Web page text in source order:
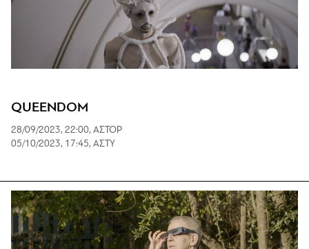
QUEENDOM
28/09/2023, 22:00, ΑΣΤΟΡ
05/10/2023, 17:45, ΑΣΤΥ